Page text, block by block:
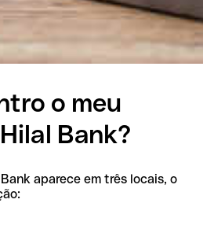
o meu
Bank?
aparece em três locais, o